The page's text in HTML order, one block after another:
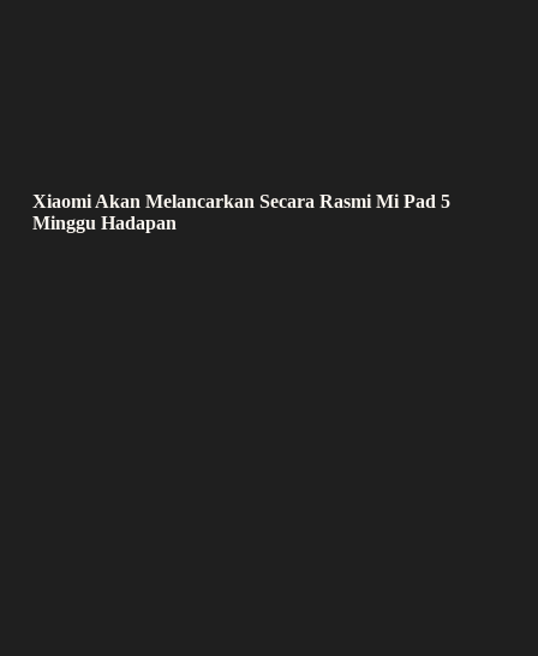
Xiaomi Akan Melancarkan Secara Rasmi Mi Pad 5
Minggu Hadapan